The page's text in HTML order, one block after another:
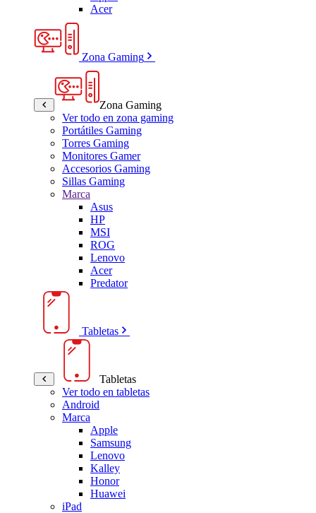
Acer
Zona Gaming
Zona Gaming
Ver todo en zona gaming
Portátiles Gaming
Torres Gaming
Monitores Gamer
Accesorios Gaming
Sillas Gaming
Marca
Asus
HP
MSI
ROG
Lenovo
Acer
Predator
Tabletas
Tabletas
Ver todo en tabletas
Android
Marca
Apple
Samsung
Lenovo
Kalley
Honor
Huawei
iPad